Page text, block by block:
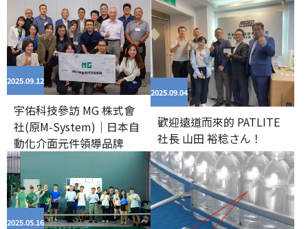
2025.09 12
宇佑科技參訪 MG 株式會
社(原M-System)｜日本自
動化介面元件領導品牌
2025.0904
歡迎遠道而來的 PATLITE
社長 山田 裕稔さん！
2025.05 16